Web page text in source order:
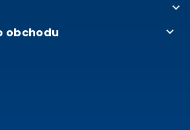

obchodu 